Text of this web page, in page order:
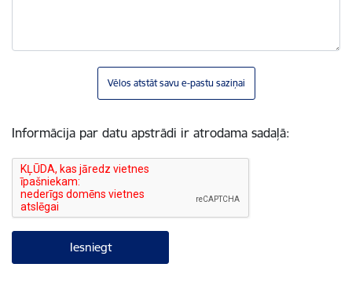
Vēlos atstāt savu e-pastu saziņai
Informācija par datu apstrādi ir atrodama sadaļā: